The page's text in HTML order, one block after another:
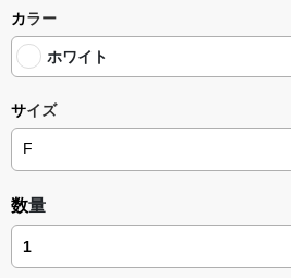
▶︎小説 [刺すように燃えるような眼差し
挿画&グッズカタログ <デザイン画集
＜著者:絵本/挿画作成＞ 凛々風 猛-リリカ
https://amzn.asia/d/hMo8oB0
-Comics Style Version.
挿画&グッズカタログ <デザイン画集
＜著者/絵本:挿画作成＞ 凛々風 猛 -リリ
https://amzn.asia/d/gPVyU1t
＜著者 : 作詞＞ 凛々風 猛 -リリカゼタ
日本語版: https://amzn.asia/d/ipdf8cX
英語版: https://amzn.asia/d/1nwVIb6
▶︎弛まぬ言霊[+挿画50作品版]
＜著者: 作詞/挿画作成＞ 凛々風 猛 -
日本語版: https://amzn.asia/d/3czgKs8
英語版: https://amzn.asia/d/bpIME7s
▶︎弛まぬ言霊 <+挿画/スケッチ&塗り
カラー
ホワイト
サイズ
数量